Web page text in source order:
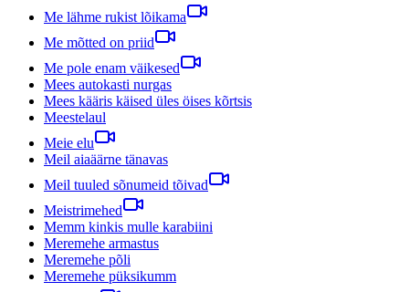
Me lähme rukist lõikama
Me mõtted on priid
Me pole enam väikesed
Mees autokasti nurgas
Mees kääris käised üles öises kõrtsis
Meestelaul
Meie elu
Meil aiaäärne tänavas
Meil tuuled sõnumeid tõivad
Meistrimehed
Memm kinkis mulle karabiini
Meremehe armastus
Meremehe põli
Meremehe püksikumm